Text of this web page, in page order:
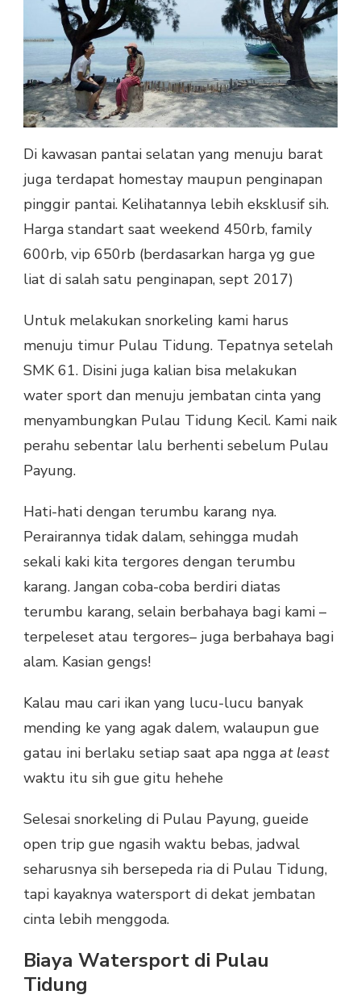
Di kawasan pantai selatan yang menuju barat
juga terdapat homestay maupun penginapan
pinggir pantai. Kelihatannya lebih eksklusif sih.
Harga standart saat weekend 450rb, family
600rb, vip 650rb (berdasarkan harga yg gue
liat di salah satu penginapan, sept 2017)
Untuk melakukan snorkeling kami harus
menuju timur Pulau Tidung. Tepatnya setelah
SMK 61. Disini juga kalian bisa melakukan
water sport dan menuju jembatan cinta yang
menyambungkan Pulau Tidung Kecil. Kami naik
perahu sebentar lalu berhenti sebelum Pulau
Payung.
Hati-hati dengan terumbu karang nya.
Perairannya tidak dalam, sehingga mudah
sekali kaki kita tergores dengan terumbu
karang. Jangan coba-coba berdiri diatas
terumbu karang, selain berbahaya bagi kami –
terpeleset atau tergores– juga berbahaya bagi
alam. Kasian gengs!
Kalau mau cari ikan yang lucu-lucu banyak
mending ke yang agak dalem, walaupun gue
gatau ini berlaku setiap saat apa ngga at least
waktu itu sih gue gitu hehehe
Selesai snorkeling di Pulau Payung, gueide
open trip gue ngasih waktu bebas, jadwal
seharusnya sih bersepeda ria di Pulau Tidung,
tapi kayaknya watersport di dekat jembatan
cinta lebih menggoda.
Biaya Watersport di Pulau
Tidung